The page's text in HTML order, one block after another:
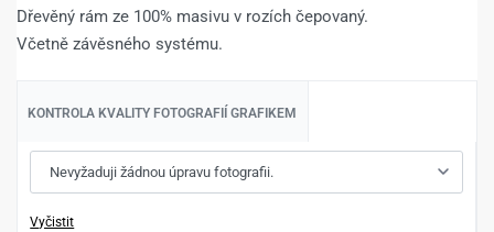
Dřevěný rám ze 100% masivu v rozích čepovaný.
Včetně závěsného systému.
KONTROLA KVALITY FOTOGRAFIÍ GRAFIKEM
Vyčistit